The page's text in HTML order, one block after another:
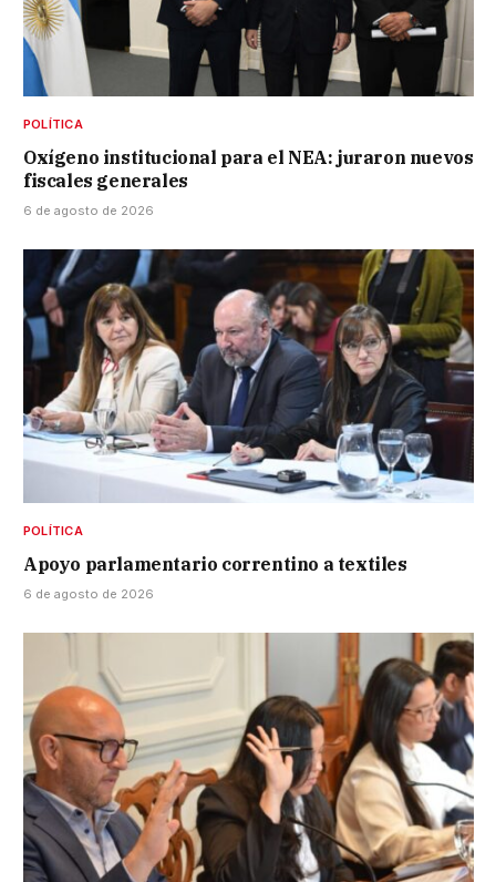
POLÍTICA
Oxígeno institucional para el NEA: juraron nuevos
fiscales generales
6 de agosto de 2026
POLÍTICA
Apoyo parlamentario correntino a textiles
6 de agosto de 2026